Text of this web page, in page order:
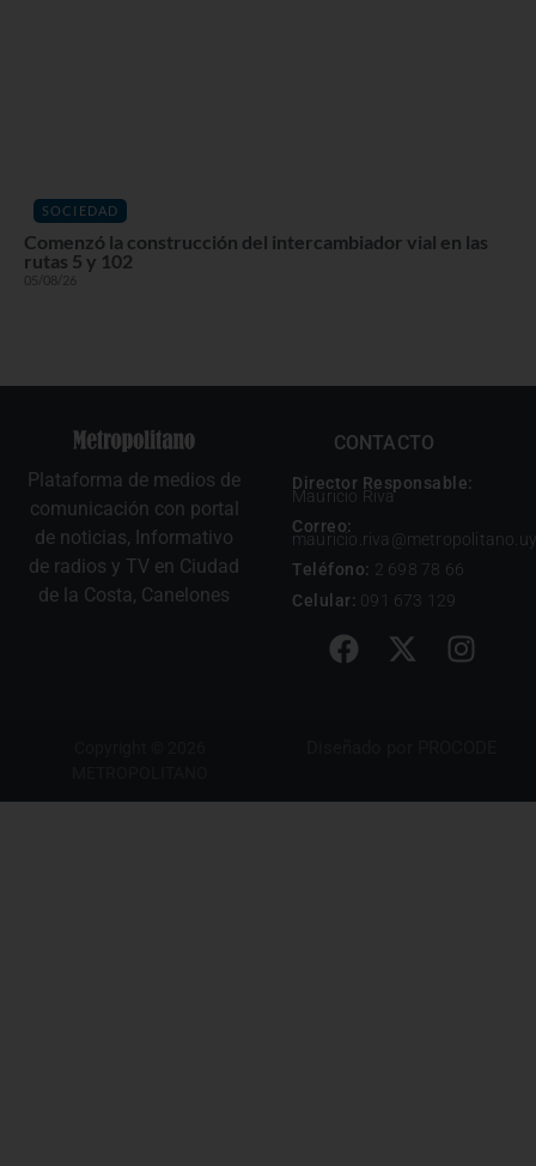
SOCIEDAD
Comenzó la construcción del intercambiador vial en las
rutas 5 y 102
05/08/26
Plataforma de medios de
comunicación con portal
de noticias, Informativo
de radios y TV en Ciudad
de la Costa, Canelones
CONTACTO
Director Responsable:
Mauricio Riva
Correo:
mauricio.riva@metropolitano.uy
Teléfono: 2 698 78 66
Celular: 091 673 129